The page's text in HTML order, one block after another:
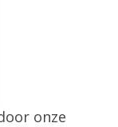
onze